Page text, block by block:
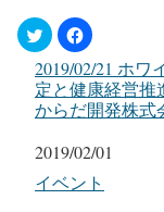
2019/02/21 ホ
定と健康経営推
からだ開発株式
日付
2019/02/01
関連理由
イベント